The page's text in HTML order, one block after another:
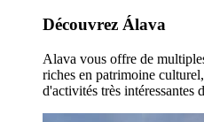
Découvrez Álava
Alava vous offre de
riches en patrimoine
d'activités très intéressantes